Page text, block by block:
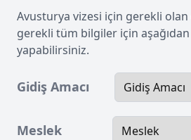
Avusturya vizesi için gerekli
gerekli tüm bilgiler için
yapabilirsiniz.
Gidiş Amacı
Meslek